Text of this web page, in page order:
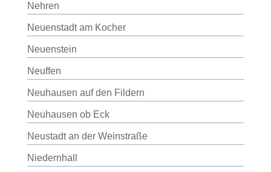
Nehren
Neuenstadt am Kocher
Neuenstein
Neuffen
Neuhausen auf den Fildern
Neuhausen ob Eck
Neustadt an der Weinstraße
Niedernhall